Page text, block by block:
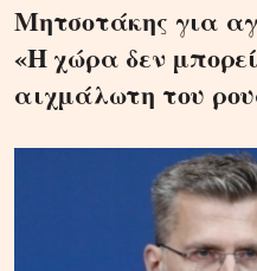
Μητσοτάκης για
«Η χώρα δεν
αιχμάλωτη του